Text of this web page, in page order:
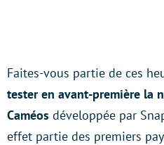
Faites-vous partie de ces
tester en avant-première la
Caméos développée par
effet partie des premiers